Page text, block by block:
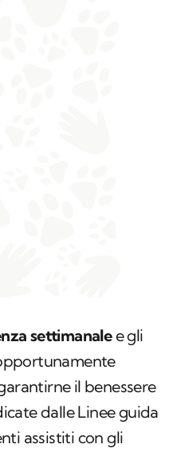
settimanalee gli
il benessere
dalle Linee guida
assistiti con gli